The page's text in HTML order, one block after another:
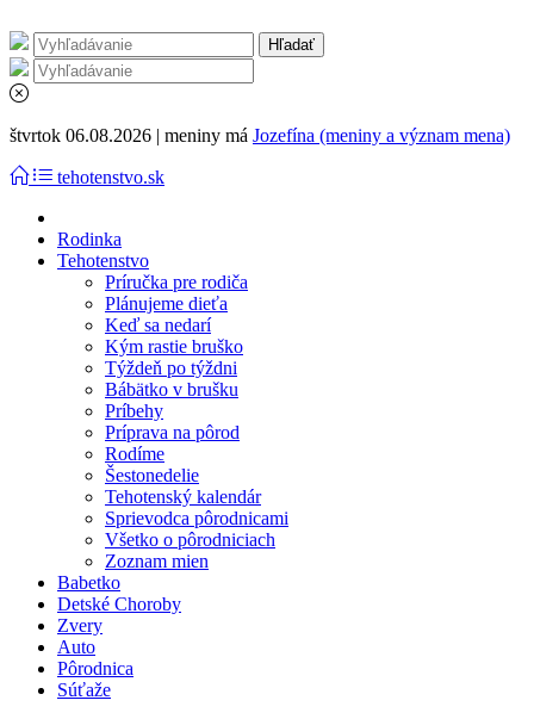
štvrtok 06.08.2026 | meniny má Jozefína (meniny a význam mena)
tehotenstvo.sk
Rodinka
Tehotenstvo
Príručka pre rodiča
Plánujeme dieťa
Keď sa nedarí
Kým rastie bruško
Týždeň po týždni
Bábätko v brušku
Príbehy
Príprava na pôrod
Rodíme
Šestonedelie
Tehotenský kalendár
Sprievodca pôrodnicami
Všetko o pôrodniciach
Zoznam mien
Babetko
Detské Choroby
Zvery
Auto
Pôrodnica
Súťaže